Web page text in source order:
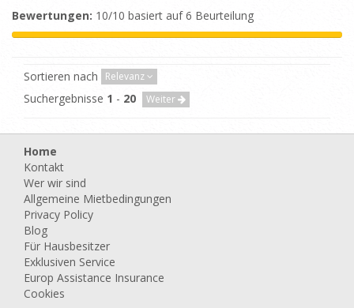
Bewertungen: 10/10 basiert auf 6 Beurteilung
Sortieren nach Relevanz
Suchergebnisse 1 - 20 Weiter
Home
Kontakt
Wer wir sind
Allgemeine Mietbedingungen
Privacy Policy
Blog
Für Hausbesitzer
Exklusiven Service
Europ Assistance Insurance
Cookies